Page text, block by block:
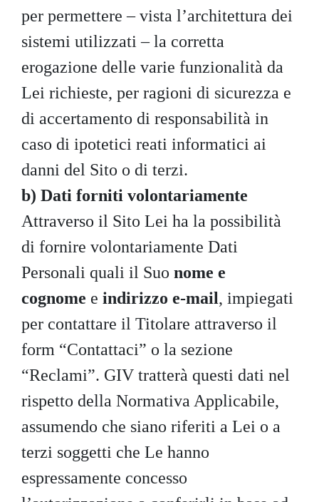
per permettere – vista l’architettura dei
sistemi utilizzati – la corretta
erogazione delle varie funzionalità da
Lei richieste, per ragioni di sicurezza e
di accertamento di responsabilità in
caso di ipotetici reati informatici ai
danni del Sito o di terzi.
b) Dati forniti volontariamente
Attraverso il Sito Lei ha la possibilità
di fornire volontariamente Dati
Personali quali il Suo nome e
cognome e indirizzo e-mail, impiegati
per contattare il Titolare attraverso il
form “Contattaci” o la sezione
“Reclami”. GIV tratterà questi dati nel
rispetto della Normativa Applicabile,
assumendo che siano riferiti a Lei o a
terzi soggetti che Le hanno
espressamente concesso